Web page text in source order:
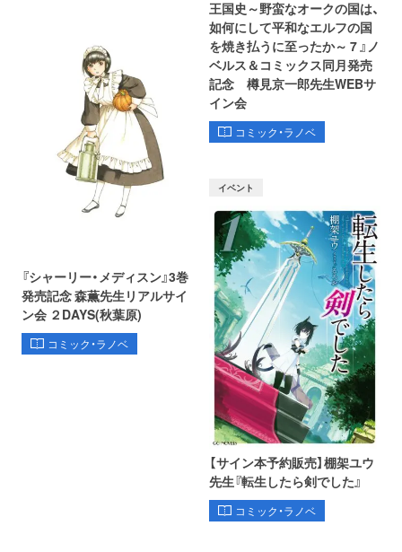
王国史～野蛮なオークの国は、
如何にして平和なエルフの国
を焼き払うに至ったか～ 7 』ノ
ベルス＆コミックス同月発売
記念 樽見京一郎先生WEBサ
イン会
コミック・ラノベ
『シャーリー・メディスン』3巻
発売記念 森薫先生リアルサイ
ン会 ２DAYS(秋葉原)
コミック・ラノベ
イベント
【サイン本予約販売】棚架ユウ
先生『転生したら剣でした』
コミック・ラノベ